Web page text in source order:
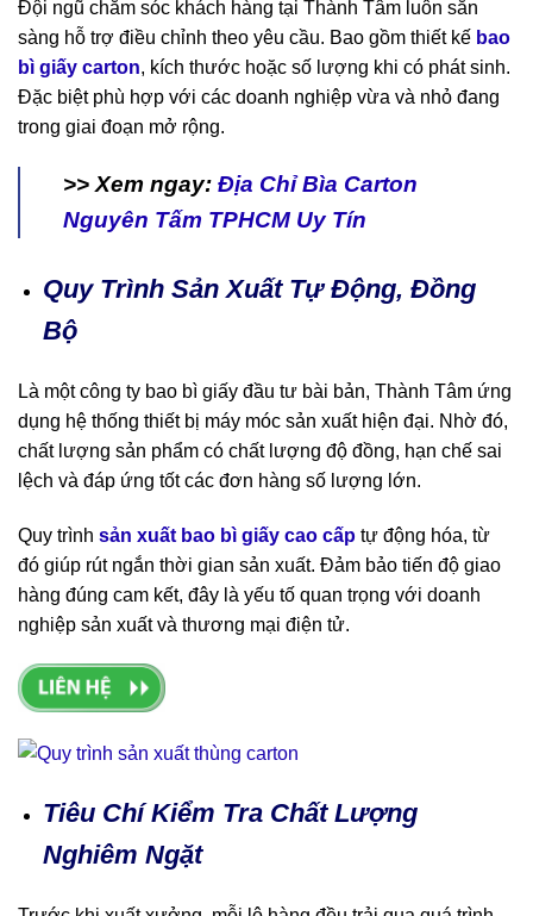
Đội ngũ chăm sóc khách hàng tại Thành Tâm luôn sẵn
sàng hỗ trợ điều chỉnh theo yêu cầu. Bao gồm thiết kế bao
bì giấy carton, kích thước hoặc số lượng khi có phát sinh.
Đặc biệt phù hợp với các doanh nghiệp vừa và nhỏ đang
trong giai đoạn mở rộng.
>> Xem ngay: Địa Chỉ Bìa Carton
Nguyên Tấm TPHCM Uy Tín
Quy Trình Sản Xuất Tự Động, Đồng
Bộ
Là một công ty bao bì giấy đầu tư bài bản, Thành Tâm ứng
dụng hệ thống thiết bị máy móc sản xuất hiện đại. Nhờ đó,
chất lượng sản phẩm có chất lượng độ đồng, hạn chế sai
lệch và đáp ứng tốt các đơn hàng số lượng lớn.
Quy trình sản xuất bao bì giấy cao cấp tự động hóa, từ
đó giúp rút ngắn thời gian sản xuất. Đảm bảo tiến độ giao
hàng đúng cam kết, đây là yếu tố quan trọng với doanh
nghiệp sản xuất và thương mại điện tử.
Tiêu Chí Kiểm Tra Chất Lượng
Nghiêm Ngặt